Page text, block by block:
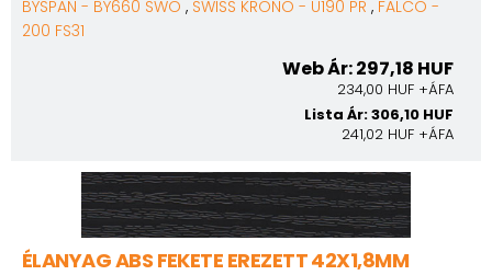
BYSPAN - BY660 SWO , SWISS KRONO - U190 PR , FALCO -
200 FS31
Web Ár: 297,18 HUF
234,00 HUF +ÁFA
Lista Ár: 306,10 HUF
241,02 HUF +ÁFA
ÉLANYAG ABS FEKETE EREZETT 42X1,8MM